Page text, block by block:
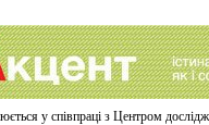
у співпраці з Центром